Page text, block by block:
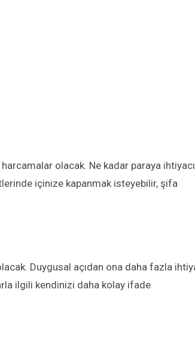
olacak. Ne kadar paraya
içinize kapanmak isteyebilir, şifa
Duygusal açıdan ona daha fazla
ilgili kendinizi daha kolay ifade